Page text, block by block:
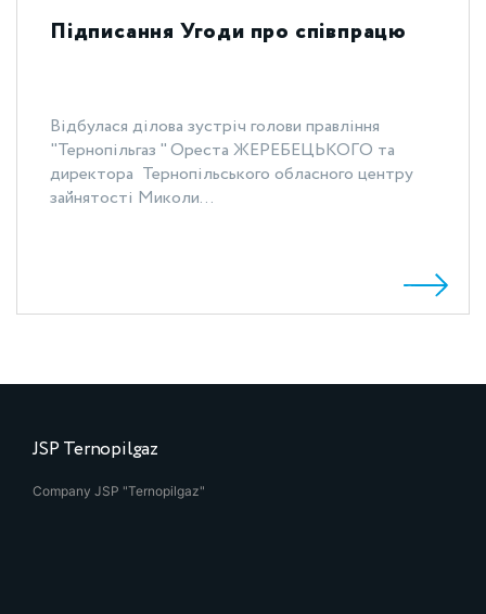
Підписання Угоди про співпрацю
Відбулася ділова зустріч голови правління
"Тернопільгаз " Ореста ЖЕРЕБЕЦЬКОГО та
директора Тернопільського обласного центру
зайнятості Миколи...
JSP Ternopilgaz
Company JSP "Ternopilgaz"